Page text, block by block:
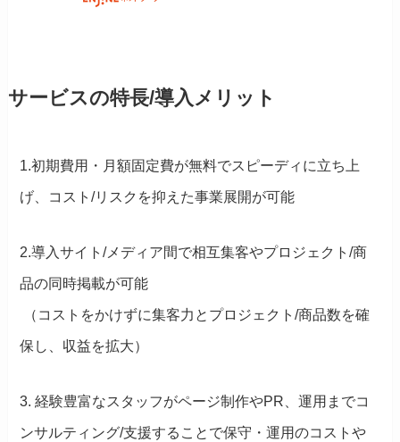
サービスの特長/導入メリット
1.初期費用・月額固定費が無料でスピーディに立ち上
げ、コスト/リスクを抑えた事業展開が可能
2.導入サイト/メディア間で相互集客やプロジェクト/商
品の同時掲載が可能
（コストをかけずに集客力とプロジェクト/商品数を確
保し、収益を拡大）
3. 経験豊富なスタッフがページ制作やPR、運用までコ
ンサルティング/支援することで保守・運用のコストや